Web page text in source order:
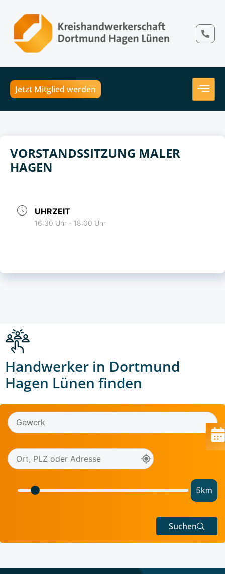
Jetzt Mitglied werden
VORSTANDSSITZUNG MALER
HAGEN
UHRZEIT
16:30 Uhr - 18:00 Uhr
Handwerker in Dortmund
Hagen Lünen finden
5km
Suchen